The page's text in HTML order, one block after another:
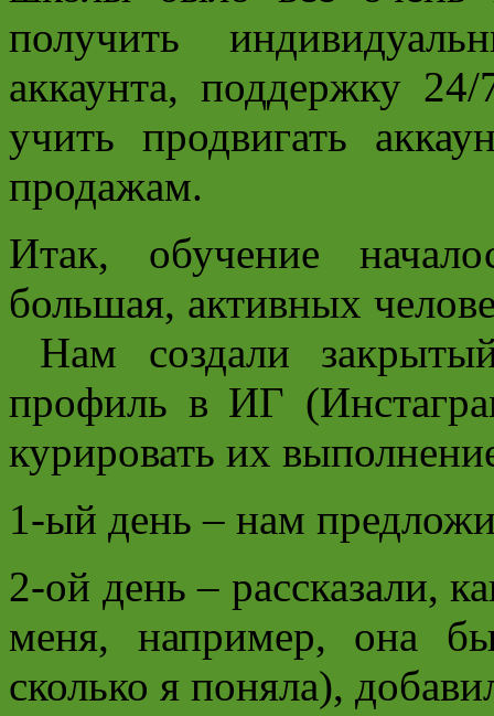
получить
аккаунта, поддержку
учить продвигать
продажам.
Итак, обучение
большая, активных
Нам создали
профиль в ИГ
курировать их
1-ый день – нам
2-ой день – рассказали,
меня, например, она
сколько я поняла),